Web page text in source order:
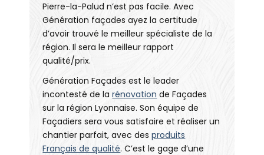
Pierre-la-Palud n’est pas facile. Avec
Génération façades ayez la certitude
d’avoir trouvé le meilleur spécialiste de la
région. Il sera le meilleur rapport
qualité/prix.
Génération Façades est le leader
incontesté de larénovation de Façades
sur la région Lyonnaise. Son équipe de
Façadiers sera vous satisfaire et réaliser un
chantier parfait, avec desproduits
Français de qualité. C’est le gage d’une